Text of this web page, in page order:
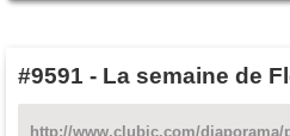
#9591 - La semaine de
http://www.clubic.com/diaporama/